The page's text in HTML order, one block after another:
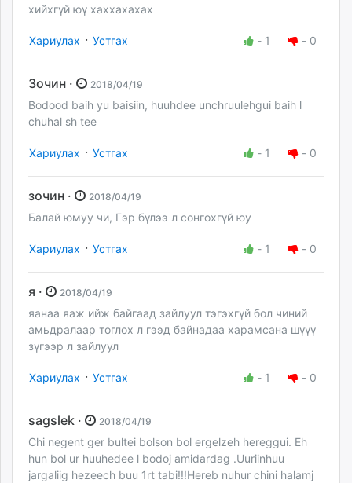
хийхгүй юү хаххахахах
Хариулах · Устгах - 1 - 0
Зочин · 2018/04/19
Bodood baih yu baisiin, huuhdee unchruulehgui baih l
chuhal sh tee
Хариулах · Устгах - 1 - 0
зочин · 2018/04/19
Балай юмуу чи, Гэр бүлээ л сонгохгүй юу
Хариулах · Устгах - 1 - 0
я · 2018/04/19
яанаа яаж ийж байгаад зайлуул тэгэхгүй бол чиний
амьдралаар тоглох л гээд байнадаа харамсана шүүү
зүгээр л зайлуул
Хариулах · Устгах - 1 - 0
sagslek · 2018/04/19
Chi negent ger bultei bolson bol ergelzeh hereggui. Eh
hun bol ur huuhedee l bodoj amidardag .Uuriinhuu
jargaliig hezeech buu 1rt tabi!!!Hereb nuhur chini halamj